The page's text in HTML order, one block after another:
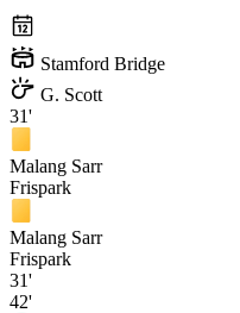
Stamford Bridge
G. Scott
31'
Malang Sarr
Frispark
Malang Sarr
Frispark
31'
42'